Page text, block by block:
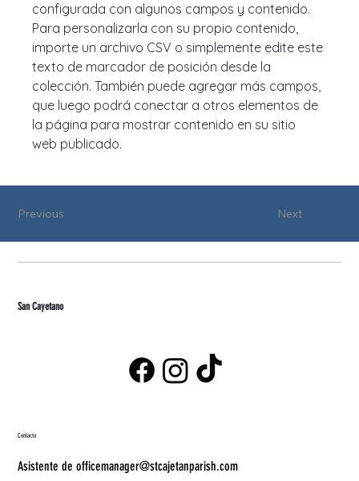
configurada con algunos campos y contenido.
Para personalizarla con su propio contenido,
importe un archivo CSV o simplemente edite este
texto de marcador de posición desde la
colección. También puede agregar más campos,
que luego podrá conectar a otros elementos de
la página para mostrar contenido en su sitio
web publicado.
Next
Previous
San Cayetano
Contacto
Asistente de officemanager@stcajetanparish.com